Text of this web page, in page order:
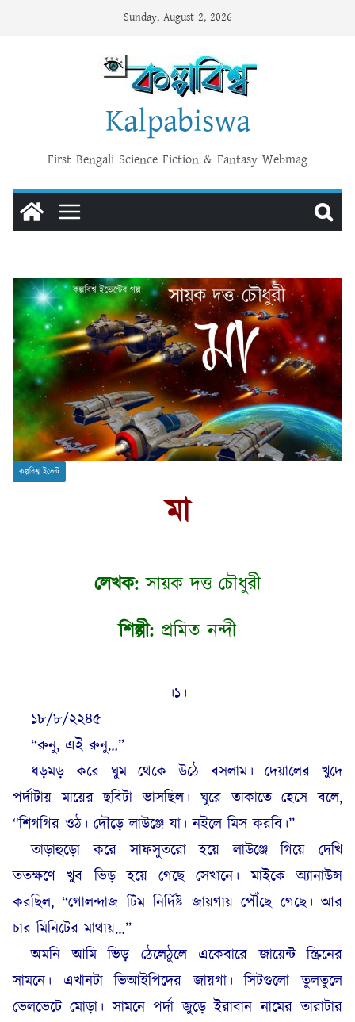
Sunday, August 2, 2026
Kalpabiswa
First Bengali Science Fiction & Fantasy Webmag
কল্পবিশ্ব ইভেন্ট
মা
লেখক: সায়ক দত্ত চৌধুরী
শিল্পী: প্রমিত নন্দী
।১।
১৮/৮/২২৪৫
“রুনু, এই রুনু…”
ধড়মড় করে ঘুম থেকে উঠে বসলাম। দেয়ালের খুদে
পর্দাটায় মায়ের ছবিটা ভাসছিল। ঘুরে তাকাতে হেসে বলে,
“শিগগির ওঠ। দৌড়ে লাউঞ্জে যা। নইলে মিস করবি।”
তাড়াহুড়ো করে সাফসুতরো হয়ে লাউঞ্জে গিয়ে দেখি
ততক্ষণে খুব ভিড় হয়ে গেছে সেখানে। মাইকে অ্যানাউন্স
করছিল, “গোলন্দাজ টিম নির্দিষ্ট জায়গায় পৌঁছে গেছে। আর
চার মিনিটের মাথায়…”
অমনি আমি ভিড় ঠেলেঠুলে একেবারে জায়েন্ট স্ক্রিনের
সামনে। এখানটা ভিআইপিদের জায়গা। সিটগুলো তুলতুলে
ভেলভেটে মোড়া। সামনে পর্দা জুড়ে ইরাবান নামের তারাটার